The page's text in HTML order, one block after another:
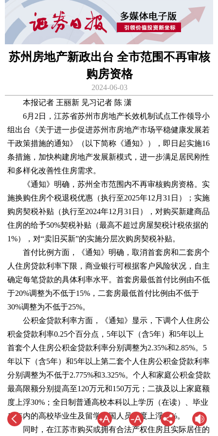
苏州房地产新政出台 全市范围不再审核
购房资格
2024-06-03
本报记者 王丽新 见习记者 陈 潇
6月2日，江苏省苏州市房地产长效机制试点工作领导小
组出台《关于进一步促进苏州市房地产市场平稳健康发展若
干政策措施的通知》（以下简称《通知》），即日起实施16
条措施，加快构建房地产发展新模式，进一步满足居民刚性
和多样化改善性住房需求。
《通知》明确，苏州全市范围内不再审核购房资格。实
施换购住房个税退税优惠（执行至2025年12月31日）；实施
购房契税补贴（执行至2024年12月31日），对购买新建商品
住房的给予50%契税补贴（最高不超过房屋契税计税依据的
1%），对“卖旧买新”的实施分层次购房契税补贴。
首付比例方面，《通知》明确，取消首套房和二套房个
人住房贷款利率下限，商业银行可根据客户风险状况，自主
确定每笔贷款的具体利率水平。首套房最低首付比例由不低
于20%调整为不低于15%，二套房最低首付比例由不低于
30%调整为不低于25%。
公积金贷款利率方面，《通知》显示，下调个人住房公
积金贷款利率0.25个百分点，5年以下（含5年）和5年以上
首套个人住房公积金贷款利率分别调整为2.35%和2.85%。5
年以下（含5年）和5年以上第二套个人住房公积金贷款利率
分别调整为不低于2.775%和3.325%。个人和家庭公积金贷款
最高限额分别提高至120万元和150万元；二孩及以上家庭额
度上浮30%；全日制普通高校本科以上学历（在读）、毕业
10年内的高校毕业生及留学回国人员额度上浮50%。
同时，在江苏市购买或拥有合法产权住房且实际居住的